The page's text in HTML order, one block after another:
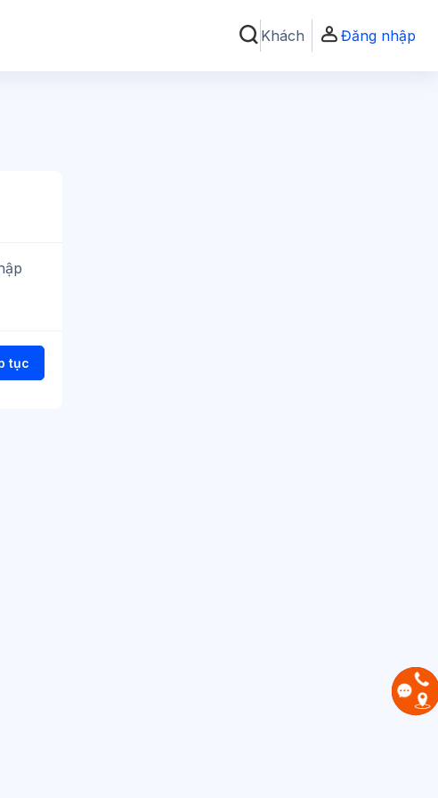
Chuyển đổi chọn tìm kiếm
Khách Đăng nhập
tục